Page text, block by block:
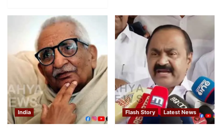
India Flash Story Latest News